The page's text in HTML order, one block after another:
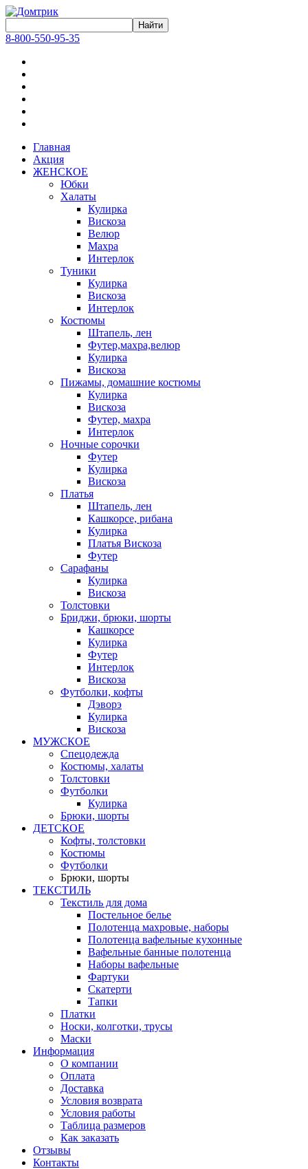
8-800-550-95-35
Главная
Акция
ЖЕНСКОЕ
Юбки
Халаты
Кулирка
Вискоза
Велюр
Махра
Интерлок
Туники
Кулирка
Вискоза
Интерлок
Костюмы
Штапель, лен
Футер,махра,велюр
Кулирка
Вискоза
Пижамы, домашние костюмы
Кулирка
Вискоза
Футер, махра
Интерлок
Ночные сорочки
Футер
Кулирка
Вискоза
Платья
Штапель, лен
Кашкорсе, рибана
Кулирка
Платья Вискоза
Футер
Сарафаны
Кулирка
Вискоза
Толстовки
Бриджи, брюки, шорты
Кашкорсе
Кулирка
Футер
Интерлок
Вискоза
Футболки, кофты
Дэворэ
Кулирка
Вискоза
МУЖСКОЕ
Спецодежда
Костюмы, халаты
Толстовки
Футболки
Кулирка
Брюки, шорты
ДЕТСКОЕ
Кофты, толстовки
Костюмы
Футболки
Брюки, шорты
ТЕКСТИЛЬ
Текстиль для дома
Постельное белье
Полотенца махровые, наборы
Полотенца вафельные кухонные
Вафельные банные полотенца
Наборы вафельные
Фартуки
Скатерти
Тапки
Платки
Носки, колготки, трусы
Маски
Информация
О компании
Оплата
Доставка
Условия возврата
Условия работы
Таблица размеров
Как заказать
Отзывы
Контакты